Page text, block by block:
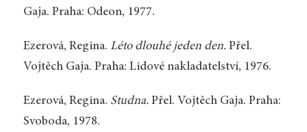
Gaja. Praha: Odeon, 1977.
Ezerová, Regina. Léto dlouhé jeden den.Přel.
Vojtěch Gaja. Praha: Lidové nakladatelství, 1976.
Ezerová, Regina. Studna.Přel. Vojtěch Gaja. Praha:
Svoboda, 1978.